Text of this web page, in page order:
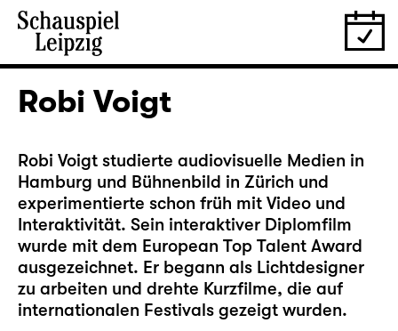
Robi Voigt
Robi Voigt studierte audiovisuelle Medien in
Hamburg und Bühnenbild in Zürich und
experimentierte schon früh mit Video und
Interaktivität. Sein interaktiver Diplomfilm
wurde mit dem European Top Talent Award
ausgezeichnet. Er begann als Lichtdesigner
zu arbeiten und drehte Kurzfilme, die auf
internationalen Festivals gezeigt wurden.